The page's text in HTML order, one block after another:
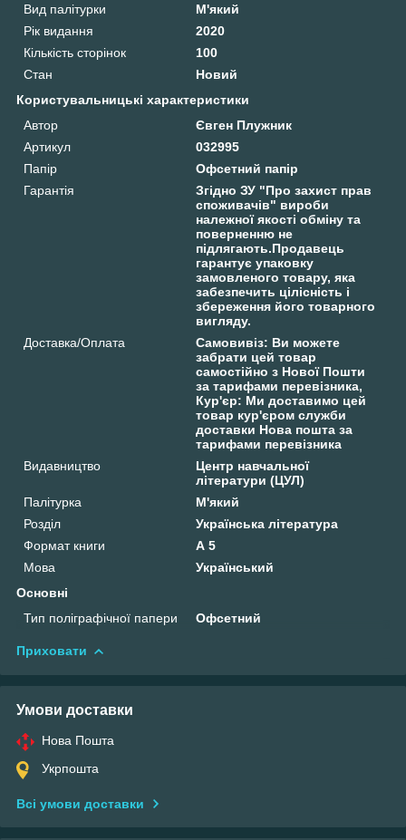
Вид палітурки
М'який
Рік видання
2020
Кількість сторінок
100
Стан
Новий
Користувальницькі характеристики
Автор
Євген Плужник
Артикул
032995
Папір
Офсетний папір
Гарантія
Згідно ЗУ "Про захист прав
споживачів" вироби
належної якості обміну та
поверненню не
підлягають.Продавець
гарантує упаковку
замовленого товару, яка
забезпечить цілісність і
збереження його товарного
вигляду.
Доставка/Оплата
Самовивіз: Ви можете
забрати цей товар
самостійно з Нової Пошти
за тарифами перевізника,
Кур'єр: Ми доставимо цей
товар кур'єром служби
доставки Нова пошта за
тарифами перевізника
Видавництво
Центр навчальної
літератури (ЦУЛ)
Палітурка
М'який
Розділ
Українська література
Формат книги
А 5
Мова
Український
Основні
Тип поліграфічної папери
Офсетний
Приховати
Умови доставки
Нова Пошта
Укрпошта
Всі умови доставки